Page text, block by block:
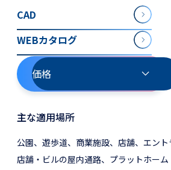
CAD
WEBカタログ
価格
主な適用場所
公園、遊歩道、商業施設、店舗、エント
店舗・ビルの屋内通路、プラットホーム